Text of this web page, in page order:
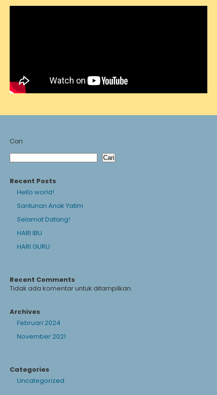
Cari
Cari
Recent Posts
Hello world!
Santunan Anak Yatim
Selamat Datang!
HARI IBU
HARI GURU
Recent Comments
Tidak ada komentar untuk ditampilkan.
Archives
Februari 2024
November 2021
Categories
Uncategorized